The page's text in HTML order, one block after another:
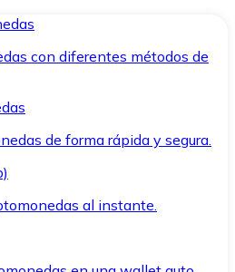
con diferentes métodos de
de forma rápida y segura.
al instante.